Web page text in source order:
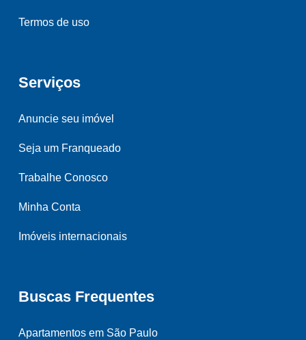
Termos de uso
Serviços
Anuncie seu imóvel
Seja um Franqueado
Trabalhe Conosco
Minha Conta
Imóveis internacionais
Buscas Frequentes
Apartamentos em São Paulo